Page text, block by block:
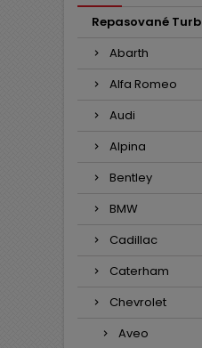
Repasované
Abarth
Alfa Romeo
Audi
Alpina
Bentley
BMW
Cadillac
Caterham
Chevrolet
Aveo